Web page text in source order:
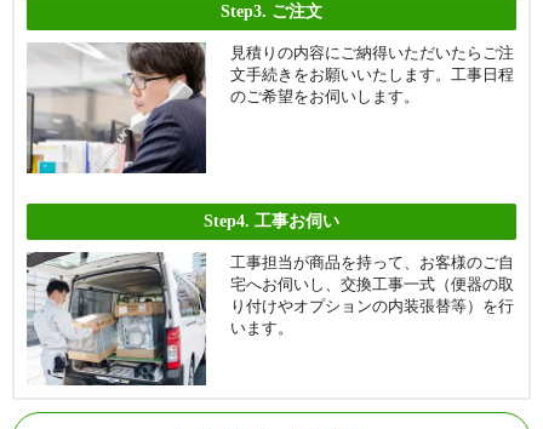
Step3. ご注文
見積りの内容にご納得いただいたらご注
文手続きをお願いいたします。工事日程
のご希望をお伺いします。
Step4. 工事お伺い
工事担当が商品を持って、お客様のご自
宅へお伺いし、交換工事一式（便器の取
り付けやオプションの内装張替等）を行
います。